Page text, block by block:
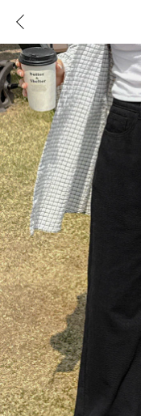
로그인
콘텐츠 리뷰 & 혜택
CATEGORY
도착보장⚡
인플루언서 pick!
신상 5%
베스트
MADE
세트할인 ~30%